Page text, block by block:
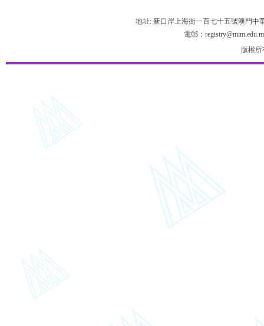
地址: 新口岸上海街一百七十五號澳門中
電郵：
版權